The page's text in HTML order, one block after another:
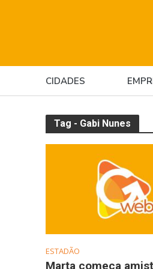
CIDADES
Tag - Gabi Nunes
ESTADÃO
Marta começa